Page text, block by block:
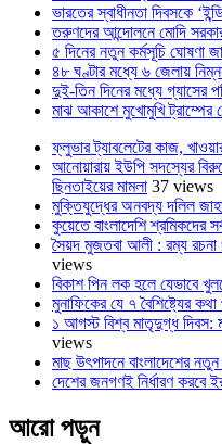
ভারতের স্বাধীনতা দিবসকে
তরুণদের আন্দোলনে মোদি
৫ দিনের নতুন কর্মসূচি ঘোষণা
৪৮ ঘণ্টার মধ্যে ৬ জেলায়
দুই-তিন দিনের মধ্যে গ্যাসের
মাঝ আকাশে মুখোমুখি ট্রাম্পের
ফ্লুভার ট্যাবলেটের কাজ,
আনোয়ারায় ইউপি সদস্যের
ছিনতাইয়ের মামলা 37 views
মুক্তিযুদ্ধের অনবদ্য দলিল
কুয়েতে বাংলাদেশি শ্রমিকদের
সৈয়দ মুজতবা আলী : রম্য রচনা
views
বিকাশ পিন লক হলে যেভাবে
মুনাফিকের যে ৭ বৈশিষ্ট্যের
১ আগস্ট বিশ্ব মাতৃদুগ্ধ দিবস:
views
মাছ উৎপাদনে বাংলাদেশের নতুন
দেশের জনগণই নির্ধারণ করবে
আরো পড়ুন